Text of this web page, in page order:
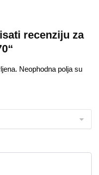
recenziju za
Neophodna polja su